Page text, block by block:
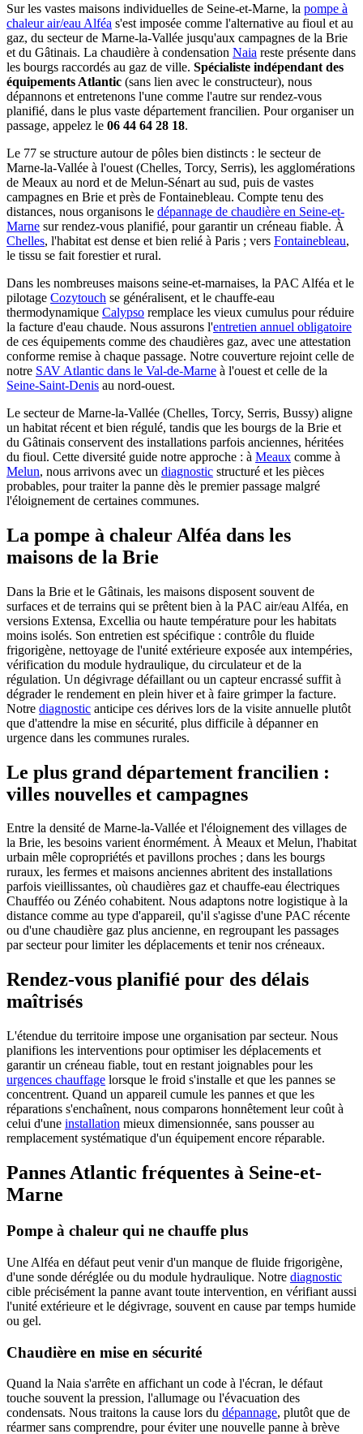
Sur les vastes maisons individuelles de Seine-et-Marne, la pompe à
chaleur air/eau Alféa s'est imposée comme l'alternative au fioul et au
gaz, du secteur de Marne-la-Vallée jusqu'aux campagnes de la Brie
et du Gâtinais. La chaudière à condensation Naia reste présente dans
les bourgs raccordés au gaz de ville. Spécialiste indépendant des
équipements Atlantic (sans lien avec le constructeur), nous
dépannons et entretenons l'une comme l'autre sur rendez-vous
planifié, dans le plus vaste département francilien. Pour organiser un
passage, appelez le 06 44 64 28 18.
Le 77 se structure autour de pôles bien distincts : le secteur de
Marne-la-Vallée à l'ouest (Chelles, Torcy, Serris), les agglomérations
de Meaux au nord et de Melun-Sénart au sud, puis de vastes
campagnes en Brie et près de Fontainebleau. Compte tenu des
distances, nous organisons le dépannage de chaudière en Seine-et-
Marne sur rendez-vous planifié, pour garantir un créneau fiable. À
Chelles, l'habitat est dense et bien relié à Paris ; vers Fontainebleau,
le tissu se fait forestier et rural.
Dans les nombreuses maisons seine-et-marnaises, la PAC Alféa et le
pilotage Cozytouch se généralisent, et le chauffe-eau
thermodynamique Calypso remplace les vieux cumulus pour réduire
la facture d'eau chaude. Nous assurons l'entretien annuel obligatoire
de ces équipements comme des chaudières gaz, avec une attestation
conforme remise à chaque passage. Notre couverture rejoint celle de
notre SAV Atlantic dans le Val-de-Marne à l'ouest et celle de la
Seine-Saint-Denis au nord-ouest.
Le secteur de Marne-la-Vallée (Chelles, Torcy, Serris, Bussy) aligne
un habitat récent et bien régulé, tandis que les bourgs de la Brie et
du Gâtinais conservent des installations parfois anciennes, héritées
du fioul. Cette diversité guide notre approche : à Meaux comme à
Melun, nous arrivons avec un diagnostic structuré et les pièces
probables, pour traiter la panne dès le premier passage malgré
l'éloignement de certaines communes.
La pompe à chaleur Alféa dans les
maisons de la Brie
Dans la Brie et le Gâtinais, les maisons disposent souvent de
surfaces et de terrains qui se prêtent bien à la PAC air/eau Alféa, en
versions Extensa, Excellia ou haute température pour les habitats
moins isolés. Son entretien est spécifique : contrôle du fluide
frigorigène, nettoyage de l'unité extérieure exposée aux intempéries,
vérification du module hydraulique, du circulateur et de la
régulation. Un dégivrage défaillant ou un capteur encrassé suffit à
dégrader le rendement en plein hiver et à faire grimper la facture.
Notre diagnostic anticipe ces dérives lors de la visite annuelle plutôt
que d'attendre la mise en sécurité, plus difficile à dépanner en
urgence dans les communes rurales.
Le plus grand département francilien :
villes nouvelles et campagnes
Entre la densité de Marne-la-Vallée et l'éloignement des villages de
la Brie, les besoins varient énormément. À Meaux et Melun, l'habitat
urbain mêle copropriétés et pavillons proches ; dans les bourgs
ruraux, les fermes et maisons anciennes abritent des installations
parfois vieillissantes, où chaudières gaz et chauffe-eau électriques
Chaufféo ou Zénéo cohabitent. Nous adaptons notre logistique à la
distance comme au type d'appareil, qu'il s'agisse d'une PAC récente
ou d'une chaudière gaz plus ancienne, en regroupant les passages
par secteur pour limiter les déplacements et tenir nos créneaux.
Rendez-vous planifié pour des délais
maîtrisés
L'étendue du territoire impose une organisation par secteur. Nous
planifions les interventions pour optimiser les déplacements et
garantir un créneau fiable, tout en restant joignables pour les
urgences chauffage lorsque le froid s'installe et que les pannes se
concentrent. Quand un appareil cumule les pannes et que les
réparations s'enchaînent, nous comparons honnêtement leur coût à
celui d'une installation mieux dimensionnée, sans pousser au
remplacement systématique d'un équipement encore réparable.
Pannes Atlantic fréquentes à Seine-et-
Marne
Pompe à chaleur qui ne chauffe plus
Une Alféa en défaut peut venir d'un manque de fluide frigorigène,
d'une sonde déréglée ou du module hydraulique. Notre diagnostic
cible précisément la panne avant toute intervention, en vérifiant aussi
l'unité extérieure et le dégivrage, souvent en cause par temps humide
ou gel.
Chaudière en mise en sécurité
Quand la Naia s'arrête en affichant un code à l'écran, le défaut
touche souvent la pression, l'allumage ou l'évacuation des
condensats. Nous traitons la cause lors du dépannage, plutôt que de
réarmer sans comprendre, pour éviter une nouvelle panne à brève